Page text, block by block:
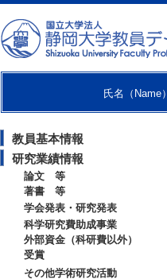
氏名（Name）
教員基本情報
研究業績情報
論文 等
著書 等
学会発表・研究発表
科学研究費助成事業
外部資金（科研費以外）
受賞
その他学術研究活動